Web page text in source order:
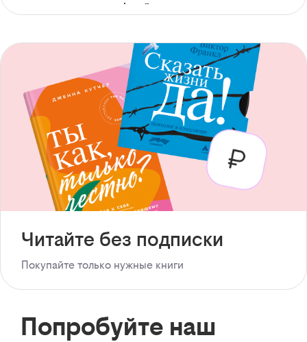
с доступом офлайн
Читайте без подписки
Покупайте только нужные книги
Попробуйте наш